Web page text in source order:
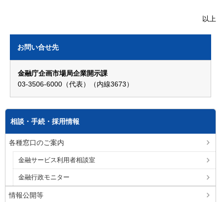
以上
お問い合せ先
金融庁企画市場局企業開示課
03-3506-6000（代表）（内線3673）
相談・手続・採用情報
各種窓口のご案内
金融サービス利用者相談室
金融行政モニター
情報公開等